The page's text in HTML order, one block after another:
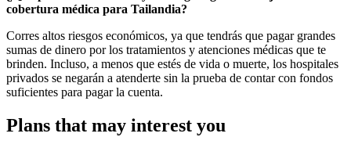
cobertura médica para Tailandia?
Corres altos riesgos económicos, ya que tendrás que pagar grandes
sumas de dinero por los tratamientos y atenciones médicas que te
brinden. Incluso, a menos que estés de vida o muerte, los hospitales
privados se negarán a atenderte sin la prueba de contar con fondos
suficientes para pagar la cuenta.
Plans that may interest you